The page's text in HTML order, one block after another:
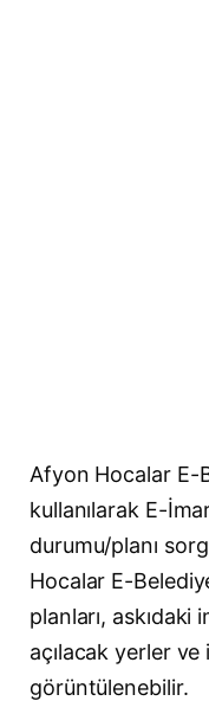
Afyon Hocalar E-
kullanılarak E-
durumu/planı
Hocalar E-
planları, askıdaki
açılacak yerler ve
görüntülenebilir.